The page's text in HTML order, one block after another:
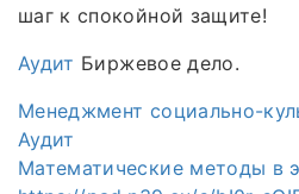
шаг к спокойной защите!
Аудит Биржевое дело.
Менеджмент социально-
Аудит
Математические методы в